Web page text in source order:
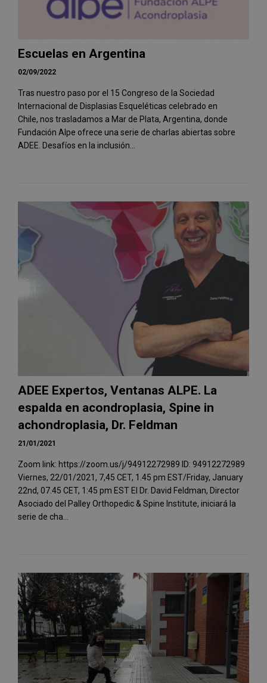
Escuelas en Argentina
02/09/2022
Tras nuestro paso por el 15 Congreso de la Sociedad
Internacional de Displasias Esqueléticas celebrado en
Chile, nos trasladamos a Mar de Plata, Argentina, donde
Fundación Alpe ofrece una serie de charlas abiertas sobre
ADEE. Desafíos en la inclusión...
ADEE Expertos, Ventanas ALPE. La
espalda en acondroplasia, Spine in
achondroplasia, Dr. Feldman
21/01/2021
Zoom link: https://zoom.us/j/94912272989 ID: 94912272989
Viernes, 22/01/2021, 7,45 CET, 1.45 pm EST/Friday, January
22nd, 07.45 CET, 1:45 pm EST El Dr. David Feldman, Director
Asociado del Palley Orthopedic & Spine Institute, iniciará la
serie de cha...